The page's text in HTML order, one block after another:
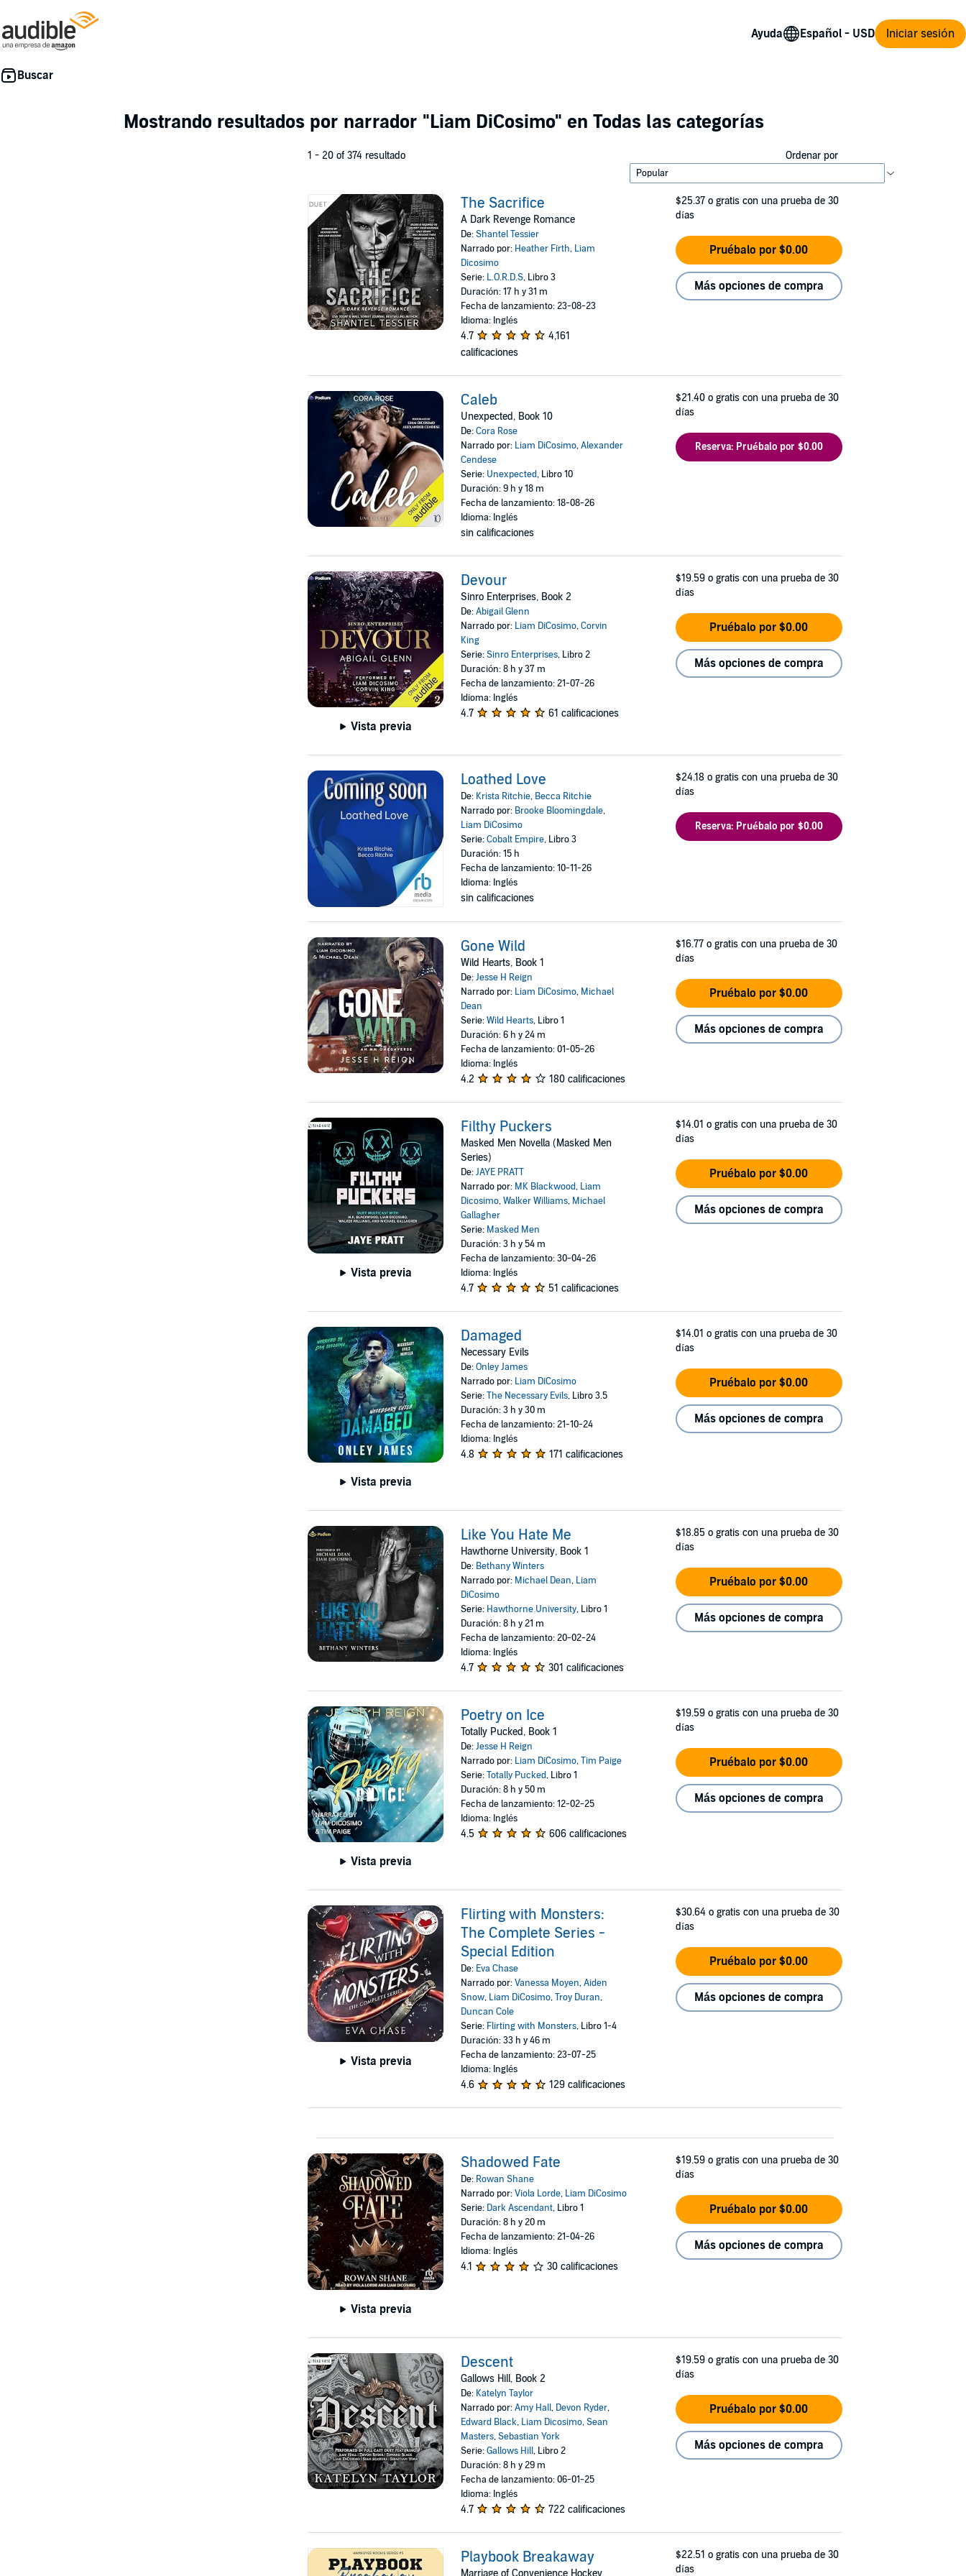
Ayuda Iniciar sesión
Mostrando resultados por narrador "Liam DiCosimo" en Todas las categorías
1 - 20 of 374 resultado Ordenar por
The Sacrifice
A Dark Revenge Romance
De:Shantel Tessier
Narrado por: Heather Firth, Liam
Dicosimo
Serie: L.O.R.D.S, Libro 3
Duración: 17 h y 31 m
Fecha de lanzamiento: 23-08-23
Idioma: Inglés
4.7
4,161
calificaciones
$25.37 o gratis con una prueba de 30
días
Pruébalo por $0.00
Más opciones de compra
Caleb
Unexpected, Book 10
De:Cora Rose
Narrado por: Liam DiCosimo,Alexander
Cendese
Serie: Unexpected, Libro 10
Duración: 9 h y 18 m
Fecha de lanzamiento: 18-08-26
Idioma: Inglés
sin calificaciones
$21.40 o gratis con una prueba de 30
días
Reserva: Pruébalo por $0.00
Vista previa
Devour
Sinro Enterprises, Book 2
De:Abigail Glenn
Narrado por: Liam DiCosimo,Corvin
King
Serie:Sinro Enterprises, Libro 2
Duración: 8 h y 37 m
Fecha de lanzamiento: 21-07-26
Idioma: Inglés
4.7 61 calificaciones
$19.59 o gratis con una prueba de 30
días
Pruébalo por $0.00
Más opciones de compra
Loathed Love
De: Krista Ritchie, Becca Ritchie
Narrado por: Brooke Bloomingdale,
Liam DiCosimo
Serie:Cobalt Empire, Libro 3
Duración: 15 h
Fecha de lanzamiento: 10-11-26
Idioma: Inglés
sin calificaciones
$24.18 o gratis con una prueba de 30
días
Reserva: Pruébalo por $0.00
Gone Wild
Wild Hearts, Book 1
De:Jesse H Reign
Narrado por: Liam DiCosimo, Michael
Dean
Serie:Wild Hearts, Libro 1
Duración: 6 h y 24 m
Fecha de lanzamiento: 01-05-26
Idioma: Inglés
4.2 180 calificaciones
$16.77 o gratis con una prueba de 30
días
Pruébalo por $0.00
Más opciones de compra
Vista previa
Filthy Puckers
Masked Men Novella (Masked Men
Series)
De:JAYE PRATT
Narrado por: MK Blackwood, Liam
Dicosimo,Walker Williams, Michael
Gallagher
Serie: Masked Men
Duración: 3 h y 54 m
Fecha de lanzamiento: 30-04-26
Idioma: Inglés
4.7 51 calificaciones
$14.01 o gratis con una prueba de 30
días
Pruébalo por $0.00
Más opciones de compra
Vista previa
Damaged
Necessary Evils
De:Onley James
Narrado por: Liam DiCosimo
Serie:The Necessary Evils, Libro 3.5
Duración: 3 h y 30 m
Fecha de lanzamiento: 21-10-24
Idioma: Inglés
4.8 171 calificaciones
$14.01 o gratis con una prueba de 30
días
Pruébalo por $0.00
Más opciones de compra
Like You Hate Me
Hawthorne University, Book 1
De: Bethany Winters
Narrado por: Michael Dean, Liam
DiCosimo
Serie: Hawthorne University, Libro 1
Duración: 8 h y 21 m
Fecha de lanzamiento: 20-02-24
Idioma: Inglés
4.7 301 calificaciones
$18.85 o gratis con una prueba de 30
días
Pruébalo por $0.00
Más opciones de compra
Vista previa
Poetry on Ice
Totally Pucked, Book 1
De:Jesse H Reign
Narrado por: Liam DiCosimo,Tim Paige
Serie:Totally Pucked, Libro 1
Duración: 8 h y 50 m
Fecha de lanzamiento: 12-02-25
Idioma: Inglés
4.5 606 calificaciones
$19.59 o gratis con una prueba de 30
días
Pruébalo por $0.00
Más opciones de compra
Vista previa
Flirting with Monsters:
The Complete Series -
Special Edition
De: Eva Chase
Narrado por:Vanessa Moyen,Aiden
Snow, Liam DiCosimo,Troy Duran,
Duncan Cole
Serie: Flirting with Monsters, Libro 1-4
Duración: 33 h y 46 m
Fecha de lanzamiento: 23-07-25
Idioma: Inglés
4.6 129 calificaciones
$30.64 o gratis con una prueba de 30
días
Pruébalo por $0.00
Más opciones de compra
Vista previa
Shadowed Fate
De: Rowan Shane
Narrado por:Viola Lorde, Liam DiCosimo
Serie: Dark Ascendant, Libro 1
Duración: 8 h y 20 m
Fecha de lanzamiento: 21-04-26
Idioma: Inglés
4.1 30 calificaciones
$19.59 o gratis con una prueba de 30
días
Pruébalo por $0.00
Más opciones de compra
Descent
Gallows Hill, Book 2
De: Katelyn Taylor
Narrado por:Amy Hall, Devon Ryder,
Edward Black, Liam Dicosimo,Sean
Masters,Sebastian York
Serie:Gallows Hill, Libro 2
Duración: 8 h y 29 m
Fecha de lanzamiento: 06-01-25
Idioma: Inglés
4.7 722 calificaciones
$19.59 o gratis con una prueba de 30
días
Pruébalo por $0.00
Más opciones de compra
Playbook Breakaway
Marriage of Convenience Hockey
$22.51 o gratis con una prueba de 30
días